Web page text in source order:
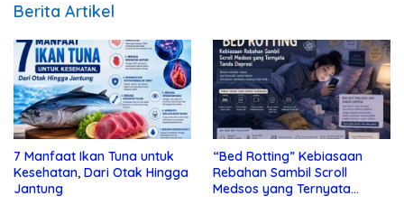
Berita Artikel
7 Manfaat Ikan Tuna untuk
Kesehatan, Dari Otak Hingga
Jantung
“Bed Rotting” Kebiasaan
Rebahan Sambil Scroll
Medsos yang Ternyata